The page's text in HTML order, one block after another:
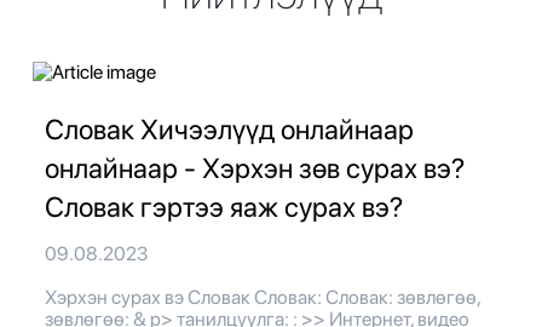
Словак Хичээлүүд онлайнаар
онлайнаар - Хэрхэн зөв сурах вэ?
Словак гэртээ яаж сурах вэ?
09.08.2023
Хэрхэн сурах вэ Словак Словак: Словак: зөвлөгөө,
зөвлөгөө: & p> танилцуулга: : >> Интернет, видео